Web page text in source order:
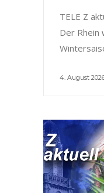
TELE Z
Der
4. August